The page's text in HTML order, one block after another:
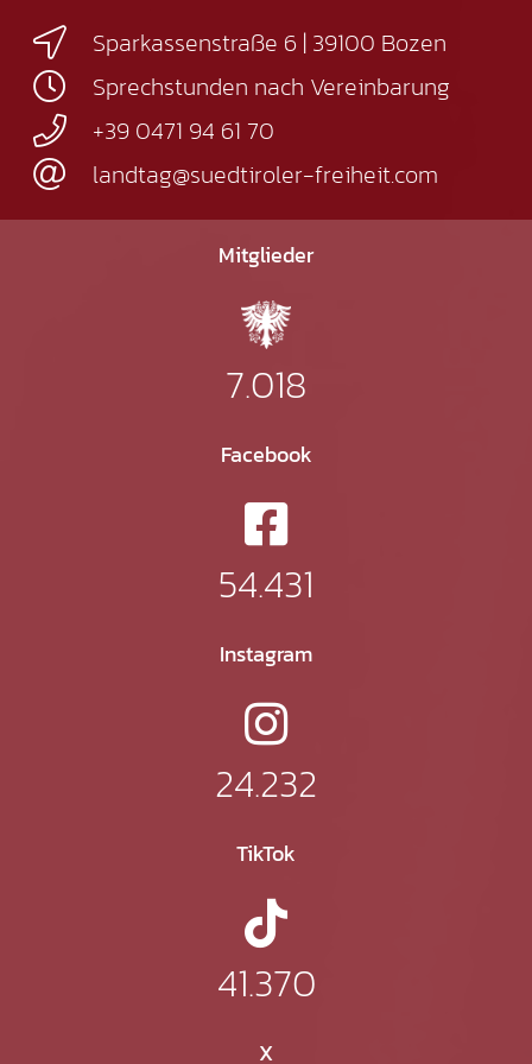
Sparkassenstraße 6 | 39100 Bozen
Sprechstunden nach Vereinbarung
+39 0471 94 61 70
landtag@suedtiroler-freiheit.com
Mitglieder
7.018
Facebook
54.431
Instagram
24.232
TikTok
41.370
X